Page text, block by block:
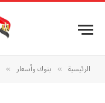
الرئيسية » بنوك وأسعار »